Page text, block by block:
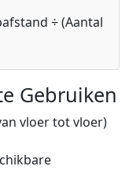
÷ (Aantal
Gebruiken
vloer tot vloer)